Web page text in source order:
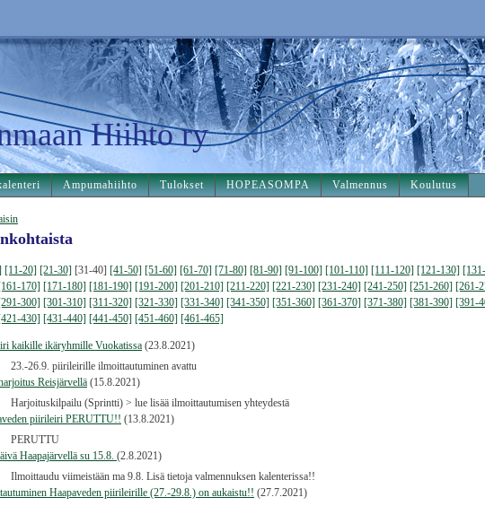
Hiihto ry
Ampumahiihto Tulokset HOPEASOMPA Valmennus Koulutus
[11-20] [21-30] [31-40] [41-50] [51-60] [61-70] [71-80] [81-90] [91-100] [101-110] [111-120] [121-130]
170] [171-180] [181-190] [191-200] [201-210] [211-220] [221-230] [231-240] [241-250] [251-260] [261-
300] [301-310] [311-320] [321-330] [331-340] [341-350] [351-360] [361-370] [371-380] [381-390] [391-
430] [431-440] [441-450] [451-460] [461-465]
kaikille ikäryhmille Vuokatissa (23.8.2021)
23.-26.9. piirileirille ilmoittautuminen avattu
Reisjärvellä (15.8.2021)
Harjoituskilpailu (Sprintti) > lue lisää ilmoittautumisen yhteydestä
piirileiri PERUTTU!! (13.8.2021)
PERUTTU
Haapajärvellä su 15.8. (2.8.2021)
Ilmoittaudu viimeistään ma 9.8. Lisä tietoja valmennuksen kalenterissa!!
Haapaveden piirileirille (27.-29.8.) on aukaistu!! (27.7.2021)